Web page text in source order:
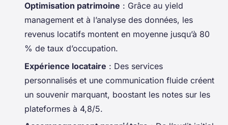
Optimisation patrimoine : Grâce au yield
management et à l’analyse des données, les
revenus locatifs montent en moyenne jusqu’à 80
% de taux d’occupation.
Expérience locataire : Des services
personnalisés et une communication fluide créent
un souvenir marquant, boostant les notes sur les
plateformes à 4,8/5.